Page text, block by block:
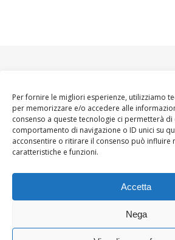
Per fornire le migliori esperienze, utilizziamo
per memorizzare e/o accedere alle
consenso a queste tecnologie ci permetterà
comportamento di navigazione o ID unici su
acconsentire o ritirare il consenso può influire
caratteristiche e funzioni.
Accetta
Nega